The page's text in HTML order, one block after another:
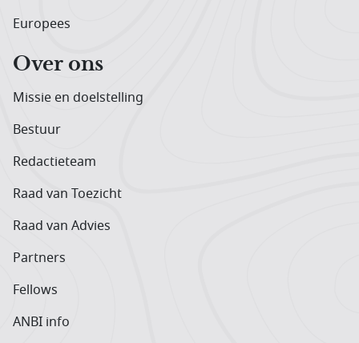
Europees
Over ons
Missie en doelstelling
Bestuur
Redactieteam
Raad van Toezicht
Raad van Advies
Partners
Fellows
ANBI info